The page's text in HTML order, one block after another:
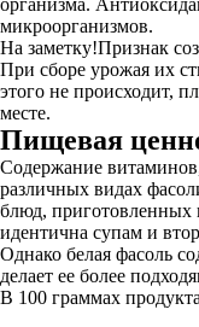
организма.
микроорганизмов.
На заметку!Признак
При сборе урожая их
этого не происходит,
месте.
Пищевая
Содержание
различных видах
блюд, приготовленных
идентична супам и
Однако белая фасоль
делает ее более
В 100 граммах